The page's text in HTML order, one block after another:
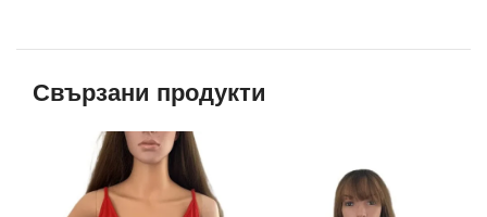
Свързани продукти